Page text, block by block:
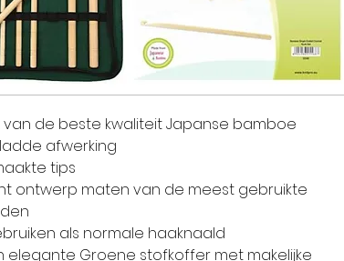
van de beste kwaliteit Japanse bamboe
afwerking
tips
ontwerp maten van de meest gebruikte
als normale haaknaald
elegante Groene stofkoffer met makelijke